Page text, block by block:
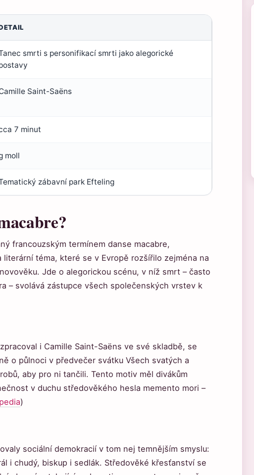
smrti s personifikací smrti jako alegorické
Saint-Saëns
7 minut
moll
zábavní park Efteling
francouzským termínem danse macabre,
literární téma, které se v Evropě rozšířilo zejména na
Jde o alegorickou scénu, v níž smrt – často
– svolává zástupce všech společenských vrstev k
i Camille Saint-Saëns ve své skladbě, se
o půlnoci v předvečer svátku Všech svatých a
aby pro ni tančili. Tento motiv měl divákům
v duchu středověkého hesla memento mori –
)
sociální demokracií v tom nej temnějším smyslu:
i chudý, biskup i sedlák. Středověké křesťanství se